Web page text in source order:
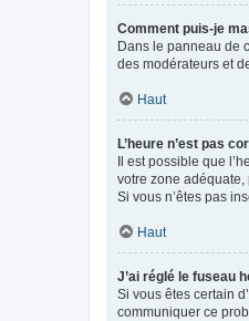
Comment puis-je
Dans le panneau de
des modérateurs et
Haut
L’heure n’est pas
Il est possible que
votre zone adéquate,
Si vous n’êtes pas
Haut
J’ai réglé le fuseau
Si vous êtes certain
communiquer ce